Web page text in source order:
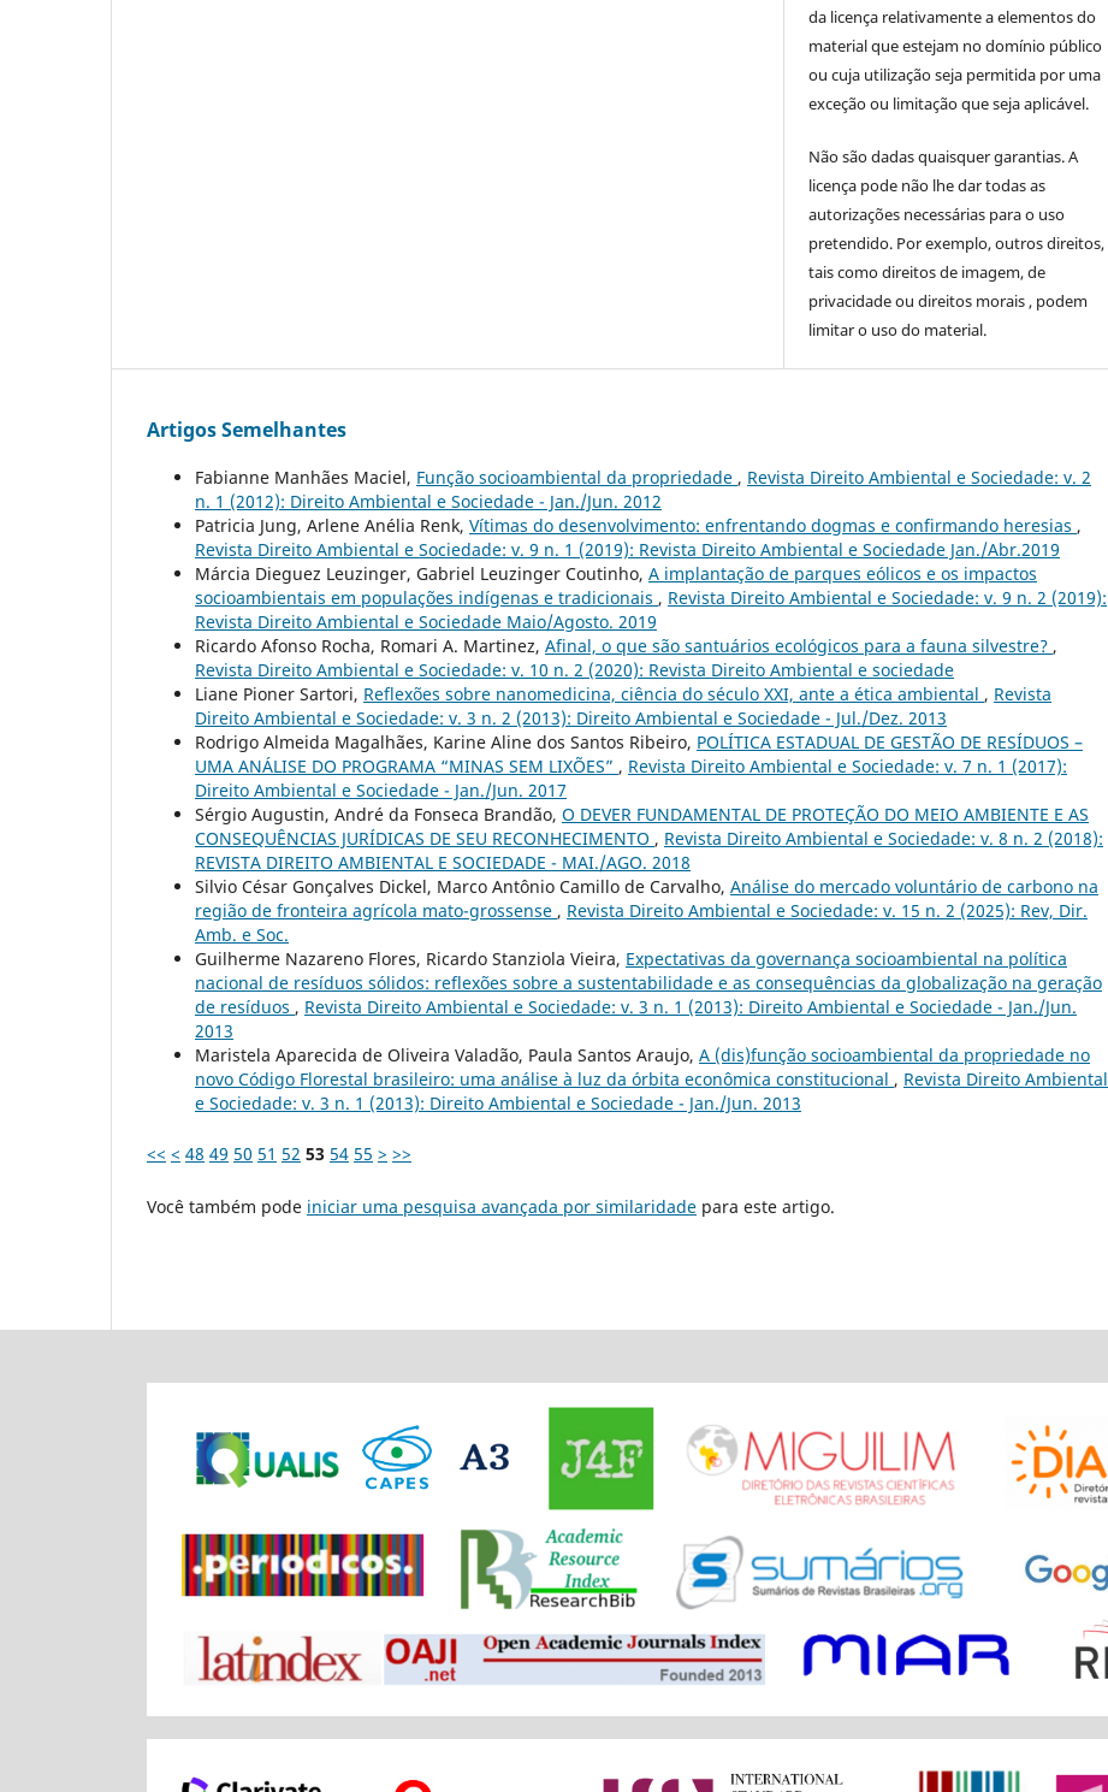
da licença relativamente a elementos do
material que estejam no domínio público
ou cuja utilização seja permitida por uma
exceção ou limitação que seja aplicável.
Não são dadas quaisquer garantias. A
licença pode não lhe dar todas as
autorizações necessárias para o uso
pretendido. Por exemplo, outros direitos,
tais como direitos de imagem, de
privacidade ou direitos morais , podem
limitar o uso do material.
Artigos Semelhantes
Fabianne Manhães Maciel, Função socioambiental da propriedade , Revista Direito Ambiental e Sociedade: v. 2
n. 1 (2012): Direito Ambiental e Sociedade - Jan./Jun. 2012
Patricia Jung, Arlene Anélia Renk, Vítimas do desenvolvimento: enfrentando dogmas e confirmando heresias ,
Revista Direito Ambiental e Sociedade: v. 9 n. 1 (2019): Revista Direito Ambiental e Sociedade Jan./Abr.2019
Márcia Dieguez Leuzinger, Gabriel Leuzinger Coutinho, A implantação de parques eólicos e os impactos
socioambientais em populações indígenas e tradicionais , Revista Direito Ambiental e Sociedade: v. 9 n. 2 (2019):
Revista Direito Ambiental e Sociedade Maio/Agosto. 2019
Ricardo Afonso Rocha, Romari A. Martinez, Afinal, o que são santuários ecológicos para a fauna silvestre? ,
Revista Direito Ambiental e Sociedade: v. 10 n. 2 (2020): Revista Direito Ambiental e sociedade
Liane Pioner Sartori, Reflexões sobre nanomedicina, ciência do século XXI, ante a ética ambiental , Revista
Direito Ambiental e Sociedade: v. 3 n. 2 (2013): Direito Ambiental e Sociedade - Jul./Dez. 2013
Rodrigo Almeida Magalhães, Karine Aline dos Santos Ribeiro, POLÍTICA ESTADUAL DE GESTÃO DE RESÍDUOS –
UMA ANÁLISE DO PROGRAMA “MINAS SEM LIXÕES” , Revista Direito Ambiental e Sociedade: v. 7 n. 1 (2017):
Direito Ambiental e Sociedade - Jan./Jun. 2017
Sérgio Augustin, André da Fonseca Brandão, O DEVER FUNDAMENTAL DE PROTEÇÃO DO MEIO AMBIENTE E AS
CONSEQUÊNCIAS JURÍDICAS DE SEU RECONHECIMENTO , Revista Direito Ambiental e Sociedade: v. 8 n. 2 (2018):
REVISTA DIREITO AMBIENTAL E SOCIEDADE - MAI./AGO. 2018
Silvio César Gonçalves Dickel, Marco Antônio Camillo de Carvalho, Análise do mercado voluntário de carbono na
região de fronteira agrícola mato-grossense , Revista Direito Ambiental e Sociedade: v. 15 n. 2 (2025): Rev, Dir.
Amb. e Soc.
Guilherme Nazareno Flores, Ricardo Stanziola Vieira, Expectativas da governança socioambiental na política
nacional de resíduos sólidos: reflexões sobre a sustentabilidade e as consequências da globalização na geração
de resíduos , Revista Direito Ambiental e Sociedade: v. 3 n. 1 (2013): Direito Ambiental e Sociedade - Jan./Jun.
2013
Maristela Aparecida de Oliveira Valadão, Paula Santos Araujo, A (dis)função socioambiental da propriedade no
novo Código Florestal brasileiro: uma análise à luz da órbita econômica constitucional , Revista Direito Ambiental
e Sociedade: v. 3 n. 1 (2013): Direito Ambiental e Sociedade - Jan./Jun. 2013
<< < 48 49 50 51 52 53 54 55 > >>
Você também pode iniciar uma pesquisa avançada por similaridade para este artigo.